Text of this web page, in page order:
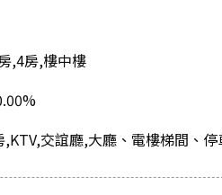
,4房,樓中樓
交誼廳,大廳、電樓梯間、停